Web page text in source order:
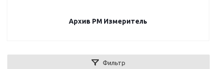
Архив PM Измеритель
Фильтр